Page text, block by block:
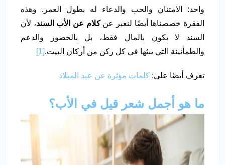
واحد: الامتنان والحب والدعاء له بطول العمر. وهذه
الفقرة خصصناها أيضًا لنعبر عنكلام عن الأب السند، لأن
السند لا يكون بالمال فقط، بل بالحضور والدعم
والطمأنينة التي يبثها في كل ركن من أركان البيت.[1]
تعرف أيضًا على: كلمات مؤثرة عن عيد الميلاد
ما هو أجمل شعر قيل في الأب؟